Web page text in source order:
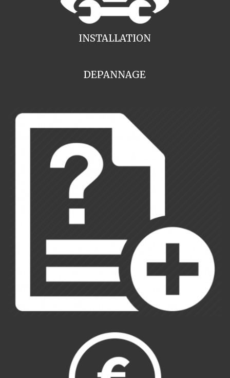
INSTALLATION
DEPANNAGE